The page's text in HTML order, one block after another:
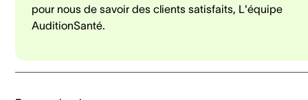
pour nous de savoir des clients satisfaits, L'équipe
AuditionSanté.